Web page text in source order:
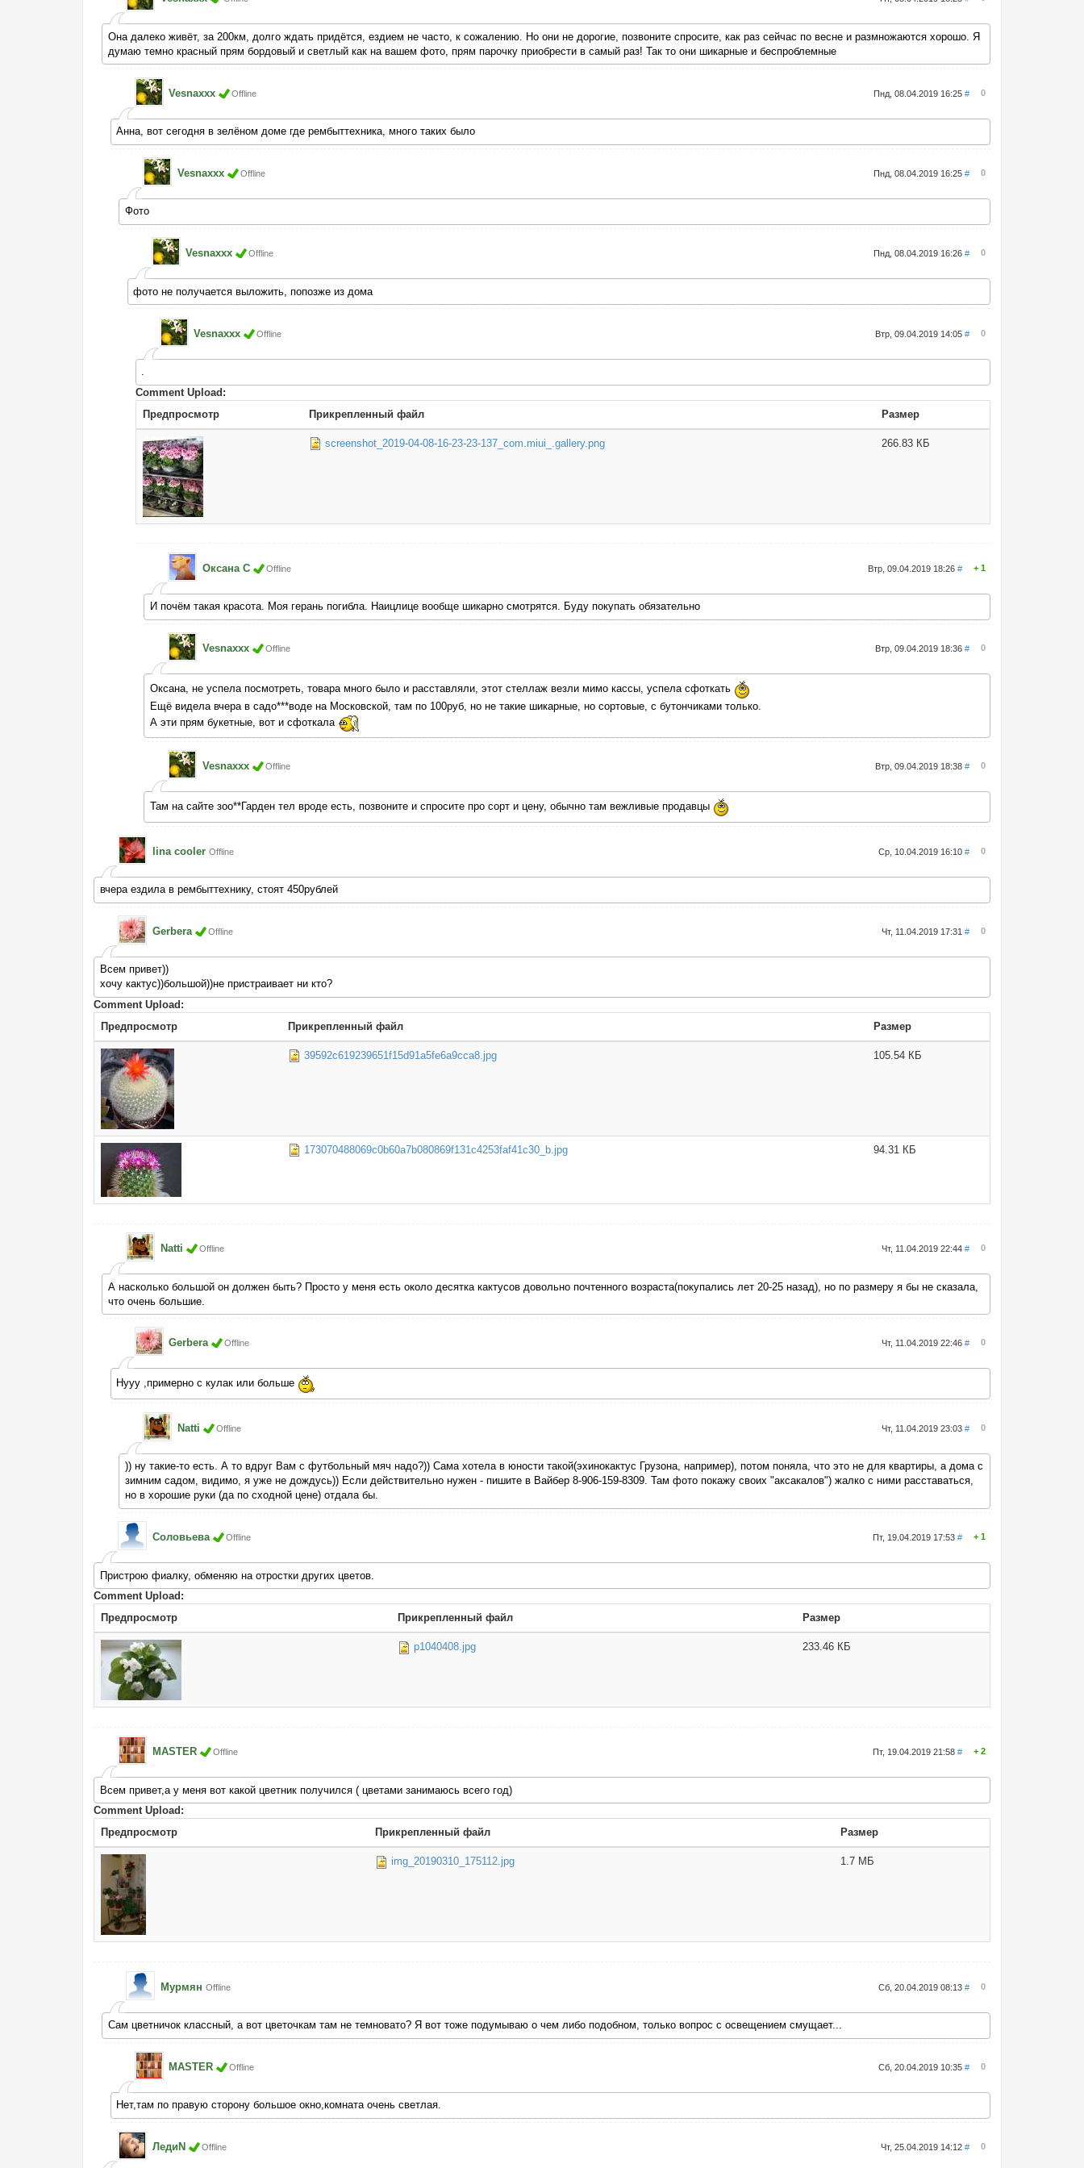
Она далеко живёт, за 200км, долго ждать придётся, ездием не часто, к сожалению. Но они не дорогие, позвоните спросите, как раз сейчас по весне и размножаются хорошо. Я
думаю темно красный прям бордовый и светлый как на вашем фото, прям парочку приобрести в самый раз! Так то они шикарные и беспроблемные
Vesnaxxx Offline Пнд, 08.04.2019 16:25# 0
Анна, вот сегодня в зелёном доме где рембыттехника, много таких было
Vesnaxxx Offline Пнд, 08.04.2019 16:25# 0
Фото
Vesnaxxx Offline Пнд, 08.04.2019 16:26# 0
фото не получается выложить, попозже из дома
Vesnaxxx Offline Втр, 09.04.2019 14:05# 0
.
Comment Upload:
Предпросмотр
Прикрепленный файл Размер
screenshot_2019-04-08-16-23-23-137_com.miui_.gallery.png 266.83 КБ
Оксана С Offline Втр, 09.04.2019 18:26# 1
И почём такая красота. Моя герань погибла. Наицлице вообще шикарно смотрятся. Буду покупать обязательно
Vesnaxxx Offline Втр, 09.04.2019 18:36# 0
Оксана, не успела посмотреть, товара много было и расставляли, этот стеллаж везли мимо кассы, успела сфоткать
Ещё видела вчера в садо***воде на Московской, там по 100руб, но не такие шикарные, но сортовые, с бутончиками только.
А эти прям букетные, вот и сфоткала
Vesnaxxx Offline Втр, 09.04.2019 18:38# 0
Там на сайте зоо**Гарден тел вроде есть, позвоните и спросите про сорт и цену, обычно там вежливые продавцы
lina cooler Offline Ср, 10.04.2019 16:10# 0
вчера ездила в рембыттехнику, стоят 450рублей
Gerbera Offline Чт, 11.04.2019 17:31# 0
Всем привет))
хочу кактус))большой))не пристраивает ни кто?
Comment Upload:
Предпросмотр
Прикрепленный файл Размер
39592c619239651f15d91a5fe6a9cca8.jpg 105.54 КБ
173070488069c0b60a7b080869f131c4253faf41c30_b.jpg 94.31 КБ
Natti Offline Чт, 11.04.2019 22:44# 0
А насколько большой он должен быть? Просто у меня есть около десятка кактусов довольно почтенного возраста(покупались лет 20-25 назад), но по размеру я бы не сказала,
что очень большие.
Gerbera Offline Чт, 11.04.2019 22:46# 0
Нууу ,примерно с кулак или больше
Natti Offline Чт, 11.04.2019 23:03# 0
)) ну такие-то есть. А то вдруг Вам с футбольный мяч надо?)) Сама хотела в юности такой(эхинокактус Грузона, например), потом поняла, что это не для квартиры, а дома с
зимним садом, видимо, я уже не дождусь)) Если действительно нужен - пишите в Вайбер 8-906-159-8309. Там фото покажу своих "аксакалов") жалко с ними расставаться,
но в хорошие руки (да по сходной цене) отдала бы.
Соловьева Offline Пт, 19.04.2019 17:53# 1
Пристрою фиалку, обменяю на отростки других цветов.
Comment Upload:
Предпросмотр
Прикрепленный файл Размер
p1040408.jpg 233.46 КБ
MASTER Offline Пт, 19.04.2019 21:58# 2
Всем привет,а у меня вот какой цветник получился ( цветами занимаюсь всего год)
Comment Upload:
Предпросмотр
Прикрепленный файл Размер
img_20190310_175112.jpg 1.7 МБ
Мурмян Offline Сб, 20.04.2019 08:13# 0
Сам цветничок классный, а вот цветочкам там не темновато? Я вот тоже подумываю о чем либо подобном, только вопрос с освещением смущает...
MASTER Offline Сб, 20.04.2019 10:35# 0
Нет,там по правую сторону большое окно,комната очень светлая.
ЛедиN Offline Чт, 25.04.2019 14:12# 0